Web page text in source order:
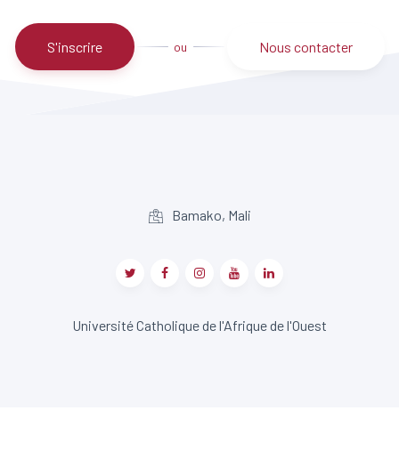
S'inscrire ou Nous contacter
Bamako, Mali
Université Catholique de l'Afrique de l'Ouest